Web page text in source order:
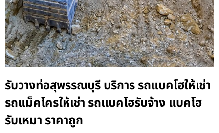
รับวางท่อสุพรรณบุรี บริการ รถแบคโฮให้เช่า
รถแม็คโครให้เช่า รถแบคโฮรับจ้าง แบคโฮ
รับเหมา ราคาถูก